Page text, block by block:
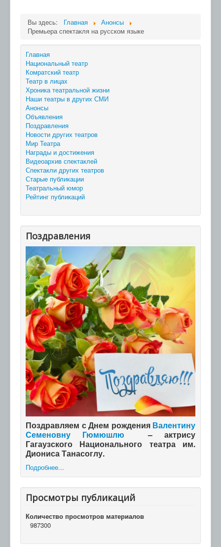
Вы здесь: Главная
Анонсы
Премьера спектакля на русском языке
Главная
Национальный театр
Комратский театр
Театр в лицах
Хроника театральной жизни
Наши театры в других СМИ
Анонсы
Объявления
Поздравления
Новости других театров
Мир Театра
Награды и достижения
Видеоархив спектаклей
Спектакли других театров
Старые публикации
Театральный юмор
Рейтинг публикаций
Поздравления
Поздравляем с Днем рождения Валентину
Семеновну Гюмюшлю – актрису
Гагаузского Национального театра им.
Диониса Танасоглу.
Подробнее...
Просмотры публикаций
Количество просмотров материалов
987300